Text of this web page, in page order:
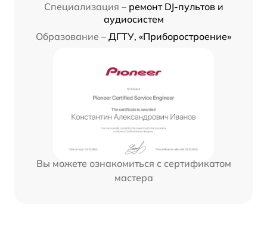
Специализация – ремонт DJ-пультов и
аудиосистем
Образование – ДГТУ, «Приборостроение»
Вы можете ознакомиться с сертификатом
мастера